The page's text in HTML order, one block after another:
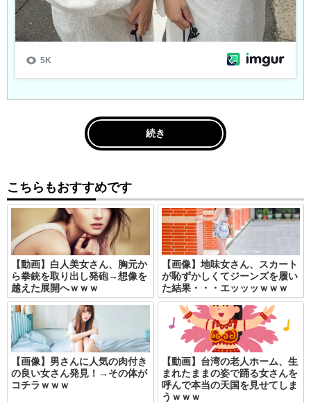
続き
こちらもおすすめです
【動画】白人美女さん、胸元か
ら拳銃を取り出し発砲→想像を
越えた展開へｗｗｗ
【画像】地味女さん、スカート
が恥ずかしくてジーンズを履い
た結果・・・エッッッｗｗｗ
【画像】男さんに人気の肉付き
の良い女さん発見！→その体が
コチラｗｗｗ
【動画】台湾の老人ホーム、生
まれたままの姿で踊る女さんを
呼んで本当の天国を見せてしま
うｗｗｗ